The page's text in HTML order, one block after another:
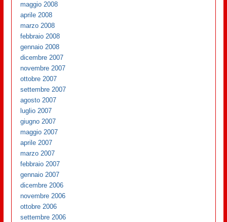
maggio 2008
aprile 2008
marzo 2008
febbraio 2008
gennaio 2008
dicembre 2007
novembre 2007
ottobre 2007
settembre 2007
agosto 2007
luglio 2007
giugno 2007
maggio 2007
aprile 2007
marzo 2007
febbraio 2007
gennaio 2007
dicembre 2006
novembre 2006
ottobre 2006
settembre 2006